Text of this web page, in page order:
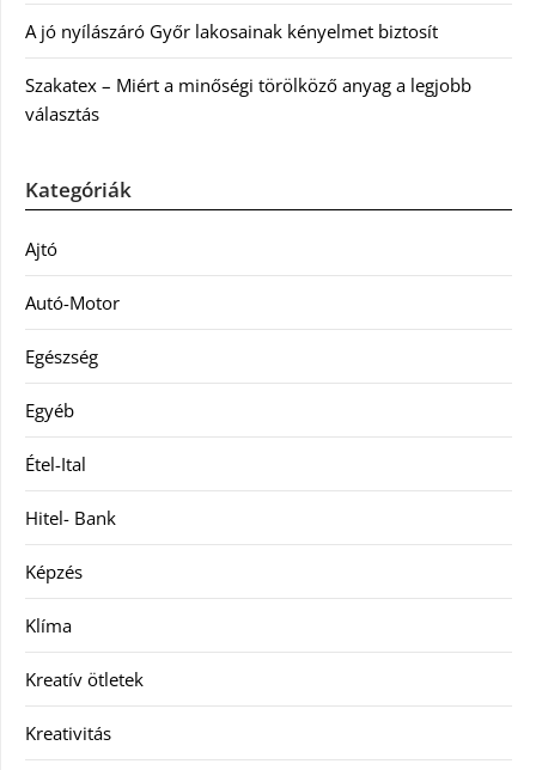
A jó nyílászáró Győr lakosainak kényelmet biztosít
Szakatex – Miért a minőségi törölköző anyag a legjobb
választás
Kategóriák
Ajtó
Autó-Motor
Egészség
Egyéb
Étel-Ital
Hitel- Bank
Képzés
Klíma
Kreatív ötletek
Kreativitás